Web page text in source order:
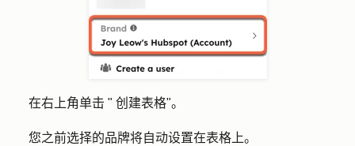
在右上角单击 " 创建表格"。
您之前选择的品牌将自动设置在表格上。